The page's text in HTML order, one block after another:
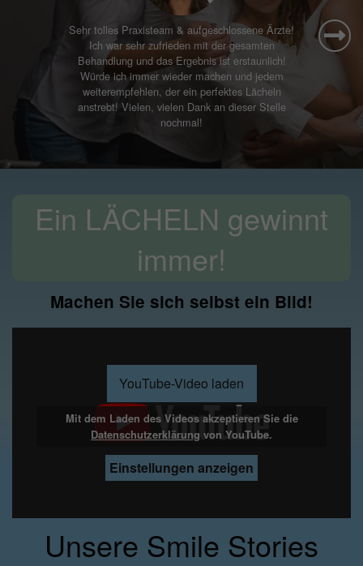
Ein LÄCHELN gewinnt
immer!
Machen Sie sich selbst ein Bild!
YouTube-Video laden
Mit dem Laden des Videos akzeptieren Sie die
Datenschutzerklärung von YouTube.
Einstellungen anzeigen
Datenschutzerklärung
Datenschutzerklärung
Datenschutzerklärung
Unsere Smile Stories